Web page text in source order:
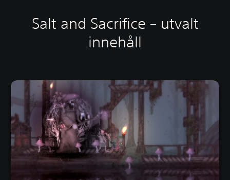
Salt and Sacrifice – utvalt
innehåll